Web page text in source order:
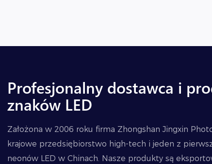
Profesjonalny dostawca i
znaków LED
Założona w 2006 roku firma Zhongshan Jingxin
krajowe przedsiębiorstwo high-tech i jeden z
neonów LED w Chinach. Nasze produkty są